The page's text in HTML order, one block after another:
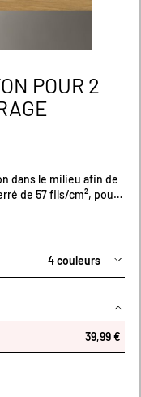
POUR 2
dans le milieu afin de
Hauteur de
4 couleurs
39,99 €